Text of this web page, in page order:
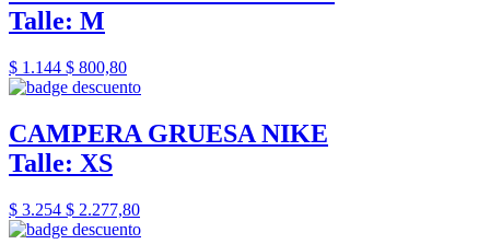
Talle: M
$ 1.144 $ 800,80
CAMPERA GRUESA NIKE
Talle: XS
$ 3.254 $ 2.277,80